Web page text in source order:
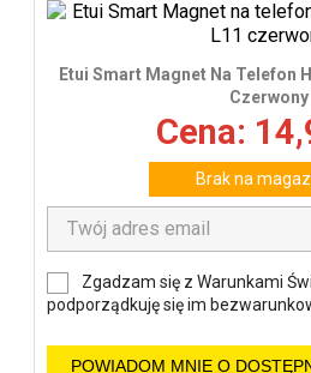
Etui Smart Magnet Na Telefon
Czerwony
Cena:
Brak na
Zgadzam się z Warunkami
podporządkuję się im
POWIADOM MNIE O